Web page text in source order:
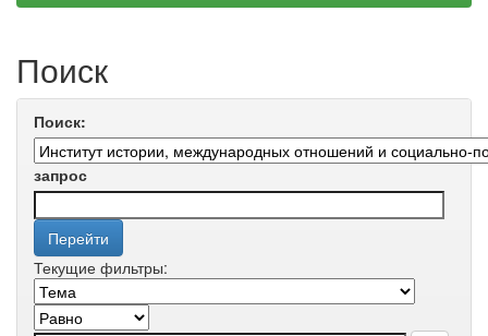
Поиск
Поиск:
запрос
Текущие фильтры: